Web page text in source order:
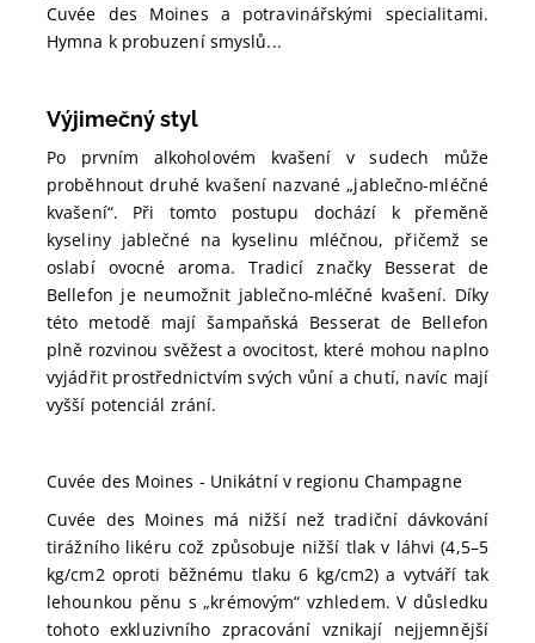
Cuvée des Moines a potravinářskými specialitami.
Hymna k probuzení smyslů...
Výjimečný styl
Po prvním alkoholovém kvašení v sudech může
proběhnout druhé kvašení nazvané „jablečno-mléčné
kvašení“. Při tomto postupu dochází k přeměně
kyseliny jablečné na kyselinu mléčnou, přičemž se
oslabí ovocné aroma. Tradicí značky Besserat de
Bellefon je neumožnit jablečno-mléčné kvašení. Díky
této metodě mají šampaňská Besserat de Bellefon
plně rozvinou svěžest a ovocitost, které mohou naplno
vyjádřit prostřednictvím svých vůní a chutí, navíc mají
vyšší potenciál zrání.
Cuvée des Moines - Unikátní v regionu Champagne
Cuvée des Moines má nižší než tradiční dávkování
tirážního likéru což způsobuje nižší tlak v láhvi (4,5–5
kg/cm2 oproti běžnému tlaku 6 kg/cm2) a vytváří tak
lehounkou pěnu s „krémovým“ vzhledem. V důsledku
tohoto exkluzivního zpracování vznikají nejjemnější